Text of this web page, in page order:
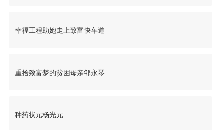
幸福工程助她走上致富快车道
重拾致富梦的贫困母亲邹永琴
种药状元杨光元